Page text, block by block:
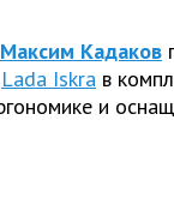
Максим Кадаков
Lada Iskra в
и